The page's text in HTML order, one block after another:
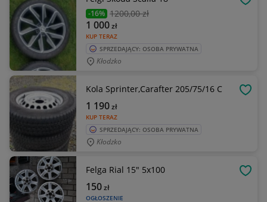
-16% 1200,00 zł
KUP TERAZ
1 000zł
SPRZEDAJĄCY: OSOBA PRYWATNA
Kłodzko
Kola Sprinter,Carafter 205/75/16 C
KUP TERAZ
1 190zł
SPRZEDAJĄCY: OSOBA PRYWATNA
Kłodzko
Felga Rial 15" 5x100
OGŁOSZENIE
150zł